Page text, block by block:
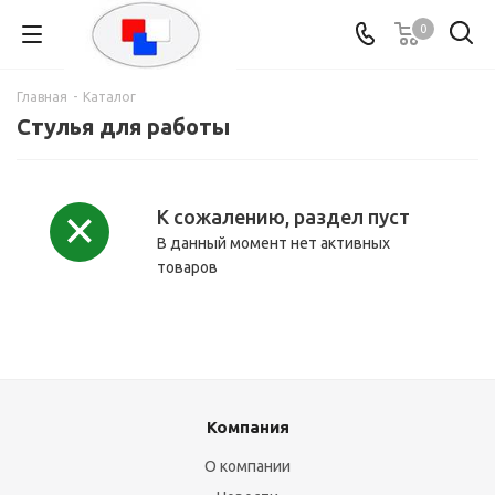
0
Главная - Каталог
Стулья для работы
К сожалению, раздел пуст
В данный момент нет активных
товаров
Компания
О компании